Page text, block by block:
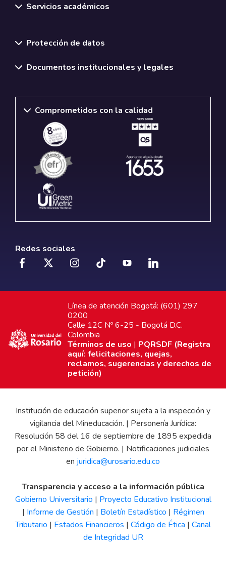
Servicios académicos
Protección de datos
Documentos institucionales y legales
Comprometidos con la calidad
Redes sociales
Línea de atención Bogotá: (601) 297
0200
Calle 12C Nº 6-25 - Bogotá D.C.
Colombia
Términos de uso | PQRSDF (Registra
aquí: felicitaciones, quejas,
reclamos, sugerencias y derechos de
petición)
Institución de educación superior sujeta a la inspección y
vigilancia del Mineducación. | Personería Jurídica:
Resolución 58 del 16 de septiembre de 1895 expedida
por el Ministerio de Gobierno. | Notificaciones judiciales
en juridica@urosario.edu.co
Transparencia y acceso a la información pública
Gobierno Universitario | Proyecto Educativo Institucional
| Informe de Gestión | Boletín Estadístico | Régimen
Tributario | Estados Financieros | Código de Ética | Canal
de Integridad UR